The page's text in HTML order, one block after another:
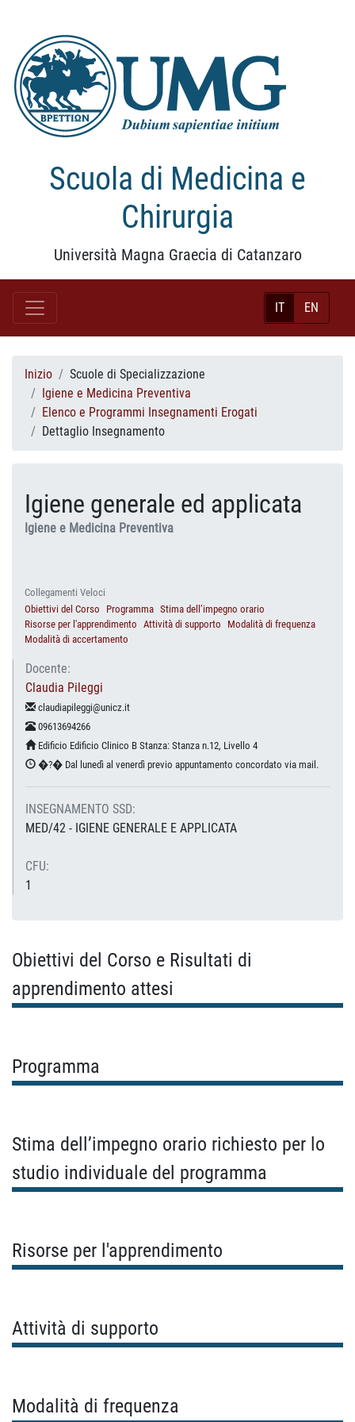
Scuola di Medicina e
Chirurgia
Università Magna Graecia di Catanzaro
IT EN
Inizio
Scuole di Specializzazione
Igiene e Medicina Preventiva
Elenco e Programmi Insegnamenti Erogati
Dettaglio Insegnamento
Igiene generale ed applicata
Igiene e Medicina Preventiva
Collegamenti Veloci
Obiettivi del Corso
Programma Stima dell’impegno orario
Risorse per l'apprendimento Attività di supporto
Modalità di frequenza
Modalità di accertamento
Docente:
Claudia Pileggi
claudiapileggi@unicz.it
09613694266
Edificio Edificio Clinico B Stanza: Stanza n.12, Livello 4
�?� Dal lunedì al venerdì previo appuntamento concordato via mail.
INSEGNAMENTO SSD:
MED/42 - IGIENE GENERALE E APPLICATA
CFU:
1
Obiettivi del Corso e Risultati di
apprendimento attesi
Programma
Stima dell’impegno orario richiesto per lo
studio individuale del programma
Risorse per l'apprendimento
Attività di supporto
Modalità di frequenza